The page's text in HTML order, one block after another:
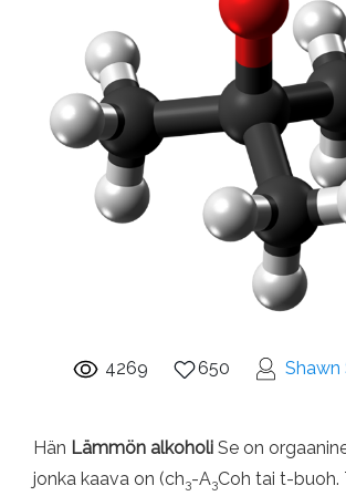
4269 650 Shawn
Hän Lämmön alkoholi Se on
jonka kaava on (ch3-A3Coh tai t-buoh.